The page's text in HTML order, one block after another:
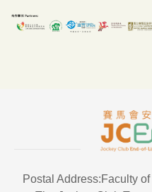
Postal Address:Faculty